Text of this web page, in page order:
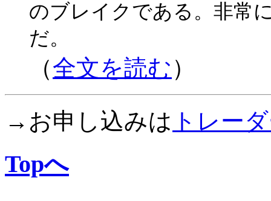
のブレイクである。非常
だ。
（全文を読む ）
→お申し込みは トレー
Topへ